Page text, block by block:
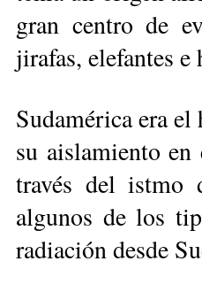
gran centro de
jirafas, elefantes e
Sudamérica era el
su aislamiento
través del istmo
algunos de los
radiación desde